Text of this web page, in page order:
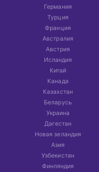
Германия
Турция
Франция
Австралия
Австрия
Исландия
Китай
Канада
Казахстан
Беларусь
Украина
Дагестан
Новая зеландия
Азия
Узбекистан
Финляндия